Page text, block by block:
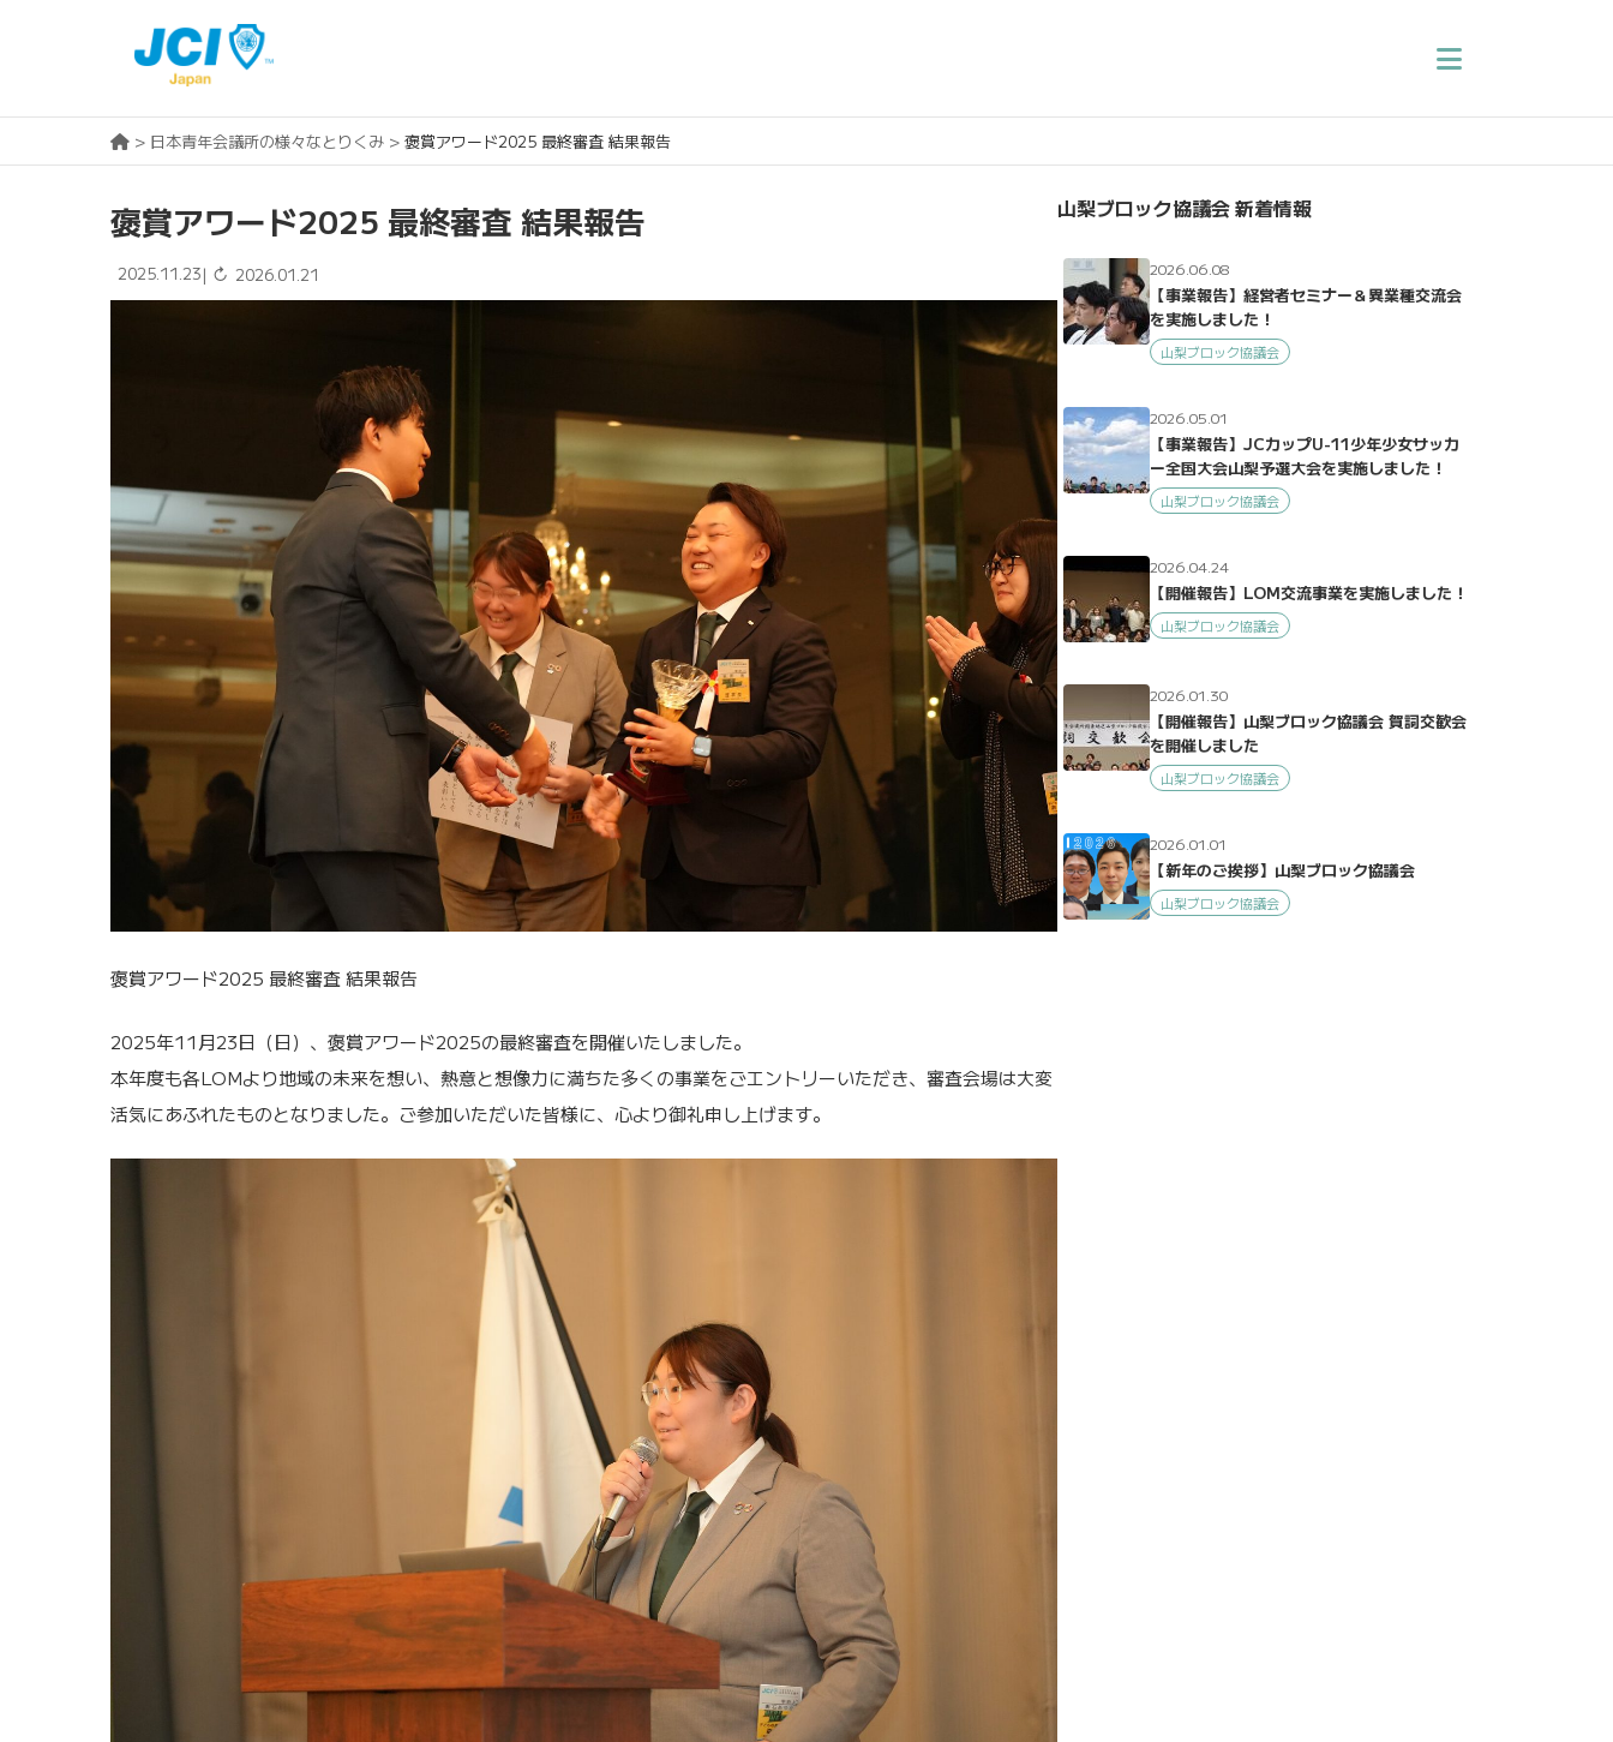
> 日本青年会議所の様々なとりくみ > 褒賞アワード2025 最終審査 結果報告
褒賞アワード2025 最終審査 結果報告
2025.11.23| ↻ 2026.01.21
褒賞アワード2025 最終審査 結果報告
2025年11月23日（日）、褒賞アワード2025の最終審査を開催いたしました。
本年度も各LOMより地域の未来を想い、熱意と想像力に満ちた多くの事業をごエントリーいただき、審査会場は大変
活気にあふれたものとなりました。ご参加いただいた皆様に、心より御礼申し上げます。
山梨ブロック協議会 新着情報
2026.06.08
【事業報告】経営者セミナー＆異業種交流会
を実施しました！
山梨ブロック協議会
2026.05.01
【事業報告】JCカップU-11少年少女サッカ
ー全国大会山梨予選大会を実施しました！
山梨ブロック協議会
2026.04.24
【開催報告】LOM交流事業を実施しました！
山梨ブロック協議会
2026.01.30
【開催報告】山梨ブロック協議会 賀詞交歓会
を開催しました
山梨ブロック協議会
2026.01.01
【新年のご挨拶】山梨ブロック協議会
山梨ブロック協議会